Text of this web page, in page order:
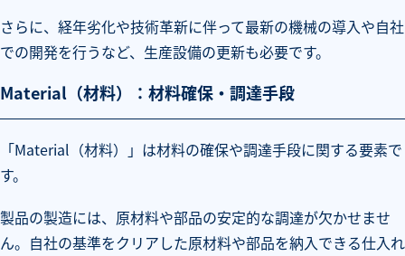
さらに、経年劣化や技術革新に伴って最新の機械の導入や自社
での開発を行うなど、生産設備の更新も必要です。
Material（材料）：材料確保・調達手段
「Material（材料）」は材料の確保や調達手段に関する要素で
す。
製品の製造には、原材料や部品の安定的な調達が欠かせませ
ん。自社の基準をクリアした原材料や部品を納入できる仕入れ